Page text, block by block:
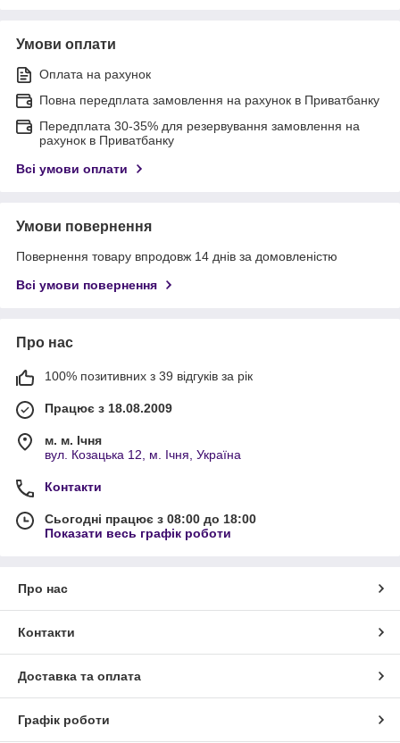
Умови оплати
Оплата на рахунок
Повна передплата замовлення на рахунок в Приватбанку
Передплата 30-35% для резервування замовлення на
рахунок в Приватбанку
Всі умови оплати
Умови повернення
Повернення товару впродовж 14 днів за домовленістю
Всі умови повернення
Про нас
100% позитивних з 39 відгуків за рік
Працює з 18.08.2009
м. м. Ічня
вул. Козацька 12, м. Ічня, Україна
Контакти
Сьогодні працює з 08:00 до 18:00
Показати весь графік роботи
Про нас
Контакти
Доставка та оплата
Графік роботи